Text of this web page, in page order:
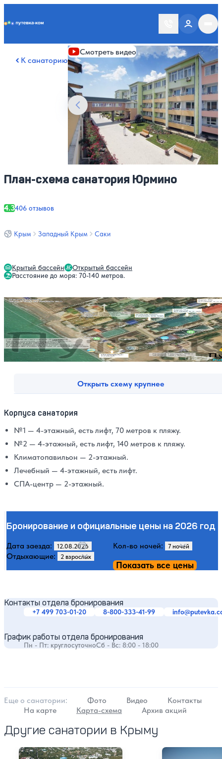
К санаторию
Смотреть видео
Смотреть все фото32
План-схема санатория Юрмино
Крым Западный Крым Саки
Крытый бассейн
Открытый бассейн
Расстояние до моря: 70-140 метров.
4.3406 отзывов
Открыть схему крупнее
Корпуса санатория
№1 — 4-этажный, есть лифт, 70 метров к пляжу.
№2 — 4-этажный, есть лифт, 140 метров к пляжу.
Климатопавильон — 2-этажный.
Лечебный — 4-этажный, есть лифт.
СПА-центр — 2-этажный.
Бронирование и официальные цены на 2026 год
Дата заезда:
Кол-во ночей:
Отдыхающие:
Показать все цены
Контакты отдела бронирования
+7 499 703-01-20 8-800-333-41-99
График работы отдела бронирования
Пн - Пт: круглосуточноСб - Вс: 8:00 - 18:00
Еще о cанатории: Фото Видео
Контакты
На карте
Карта-схема Архив акций
Другие санатории в Крыму
Санаторий Золотой берег Санаторий Ай-